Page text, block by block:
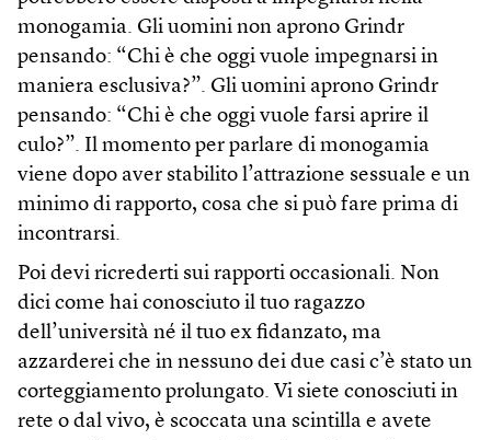
monogamia. Gli uomini non aprono Grindr
pensando: “Chi è che oggi vuole impegnarsi in
maniera esclusiva?”. Gli uomini aprono Grindr
pensando: “Chi è che oggi vuole farsi aprire il
culo?”. Il momento per parlare di monogamia
viene dopo aver stabilito l’attrazione sessuale e un
minimo di rapporto, cosa che si può fare prima di
incontrarsi.
Poi devi ricrederti sui rapporti occasionali. Non
dici come hai conosciuto il tuo ragazzo
dell’università né il tuo ex fidanzato, ma
azzarderei che in nessuno dei due casi c’è stato un
corteggiamento prolungato. Vi siete conosciuti in
rete o dal vivo, è scoccata una scintilla e avete